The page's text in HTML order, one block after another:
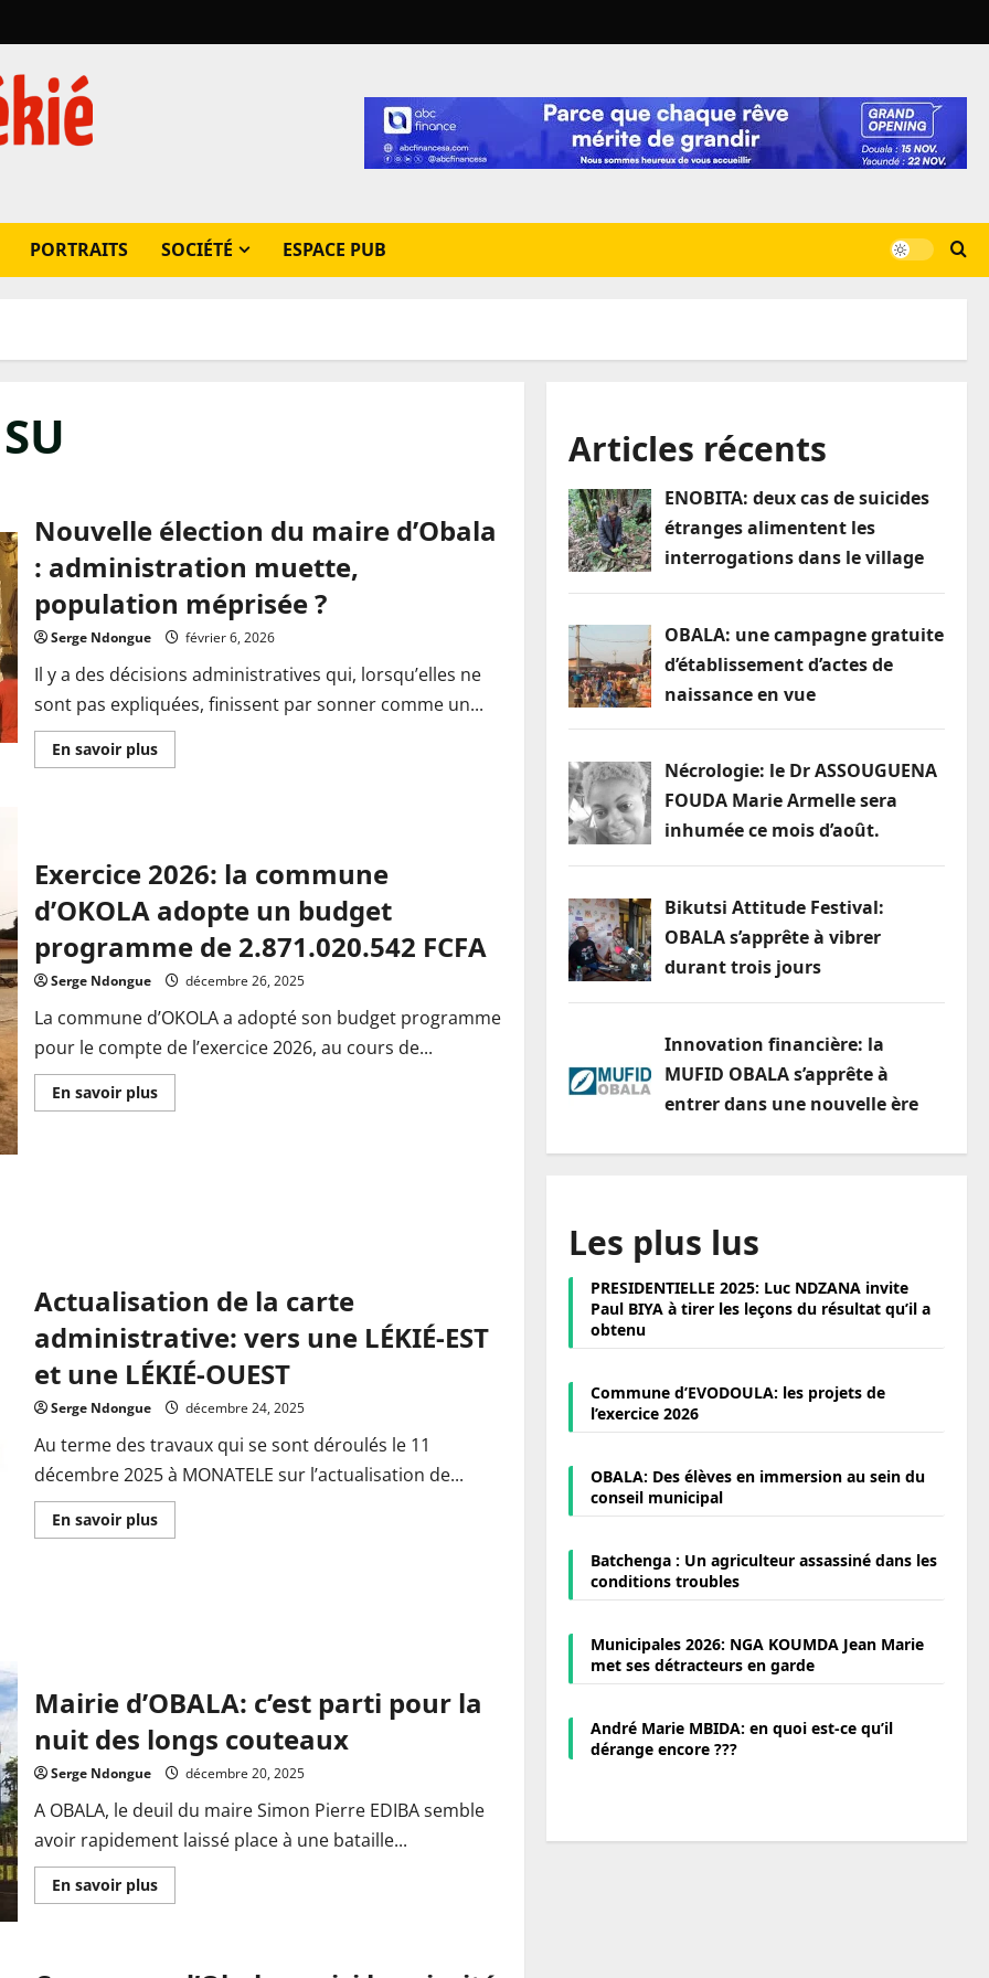
PORTRAITS SOCIÉTÉ ESPACE PUB
Nouvelle élection du maire d’Obala
: administration muette,
population méprisée ?
Serge Ndongue février 6, 2026
Il y a des décisions administratives qui, lorsqu’elles ne
sont pas expliquées, finissent par sonner comme un...
En savoir plusEn
savoir
d’Obala
:
administration
muette,
population
méprisée
?
Exercice 2026: la commune
d’OKOLA adopte un budget
programme de 2.871.020.542 FCFA
Serge Ndongue décembre 26, 2025
La commune d’OKOLA a adopté son budget programme
pour le compte de l’exercice 2026, au cours de...
En savoir plusEn
savoir
de
2.871.020.542
FCFA
Actualisation de la carte
administrative: vers une LÉKIÉ-EST
et une LÉKIÉ-OUEST
Serge Ndongue décembre 24, 2025
Au terme des travaux qui se sont déroulés le 11
décembre 2025 à MONATELE sur l’actualisation de...
En savoir plusEn
savoir
EST
et
une
LÉKIÉ-
OUEST
Mairie d’OBALA: c’est parti pour la
nuit des longs couteaux
Serge Ndongue décembre 20, 2025
A OBALA, le deuil du maire Simon Pierre EDIBA semble
avoir rapidement laissé place à une bataille...
En savoir plusEn
savoir
Articles récents
ENOBITA: deux cas de suicides
étranges alimentent les
interrogations dans le village
OBALA: une campagne gratuite
d’établissement d’actes de
naissance en vue
Nécrologie: le Dr ASSOUGUENA
FOUDA Marie Armelle sera
inhumée ce mois d’août.
Bikutsi Attitude Festival:
OBALA s’apprête à vibrer
durant trois jours
Innovation financière: la
MUFID OBALA s’apprête à
entrer dans une nouvelle ère
Les plus lus
PRESIDENTIELLE 2025: Luc NDZANA invite
Paul BIYA à tirer les leçons du résultat qu’il a
obtenu
Commune d’EVODOULA: les projets de
l’exercice 2026
OBALA: Des élèves en immersion au sein du
conseil municipal
Batchenga : Un agriculteur assassiné dans les
conditions troubles
Municipales 2026: NGA KOUMDA Jean Marie
met ses détracteurs en garde
André Marie MBIDA: en quoi est-ce qu’il
dérange encore ???